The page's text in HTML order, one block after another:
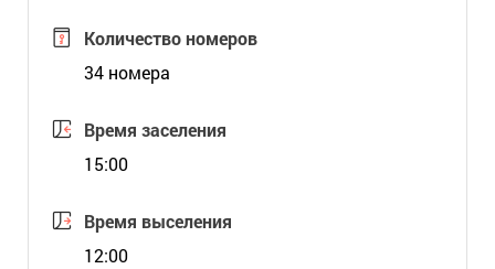
Количество номеров
34 номера
Время заселения
15:00
Время выселения
12:00